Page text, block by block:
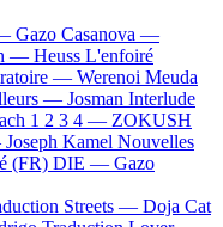
Gazo Casanova —
— Heuss L'enfoiré
— Werenoi Meuda
— Josman Interlude
1 2 3 4 — ZOKUSH
Joseph Kamel Nouvelles
(FR) DIE — Gazo
Streets — Doja Cat